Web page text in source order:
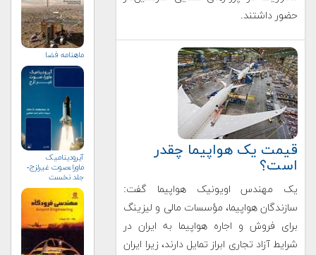
حضور داشتند.
قیمت یک هواپیما چقدر
است؟
یک مهندس اویونیک هواپیما گفت:
سازندگان هواپیما، مؤسسات مالی و لیزینگ
برای فروش و اجاره هواپیما به ایران در
شرایط آزاد تجاری‌ ابراز تمایل دارند، زیرا ایران
ماهنامه فضا
آیرودینامیک
ماوراءصوت غیرلزج-
جلد نخست